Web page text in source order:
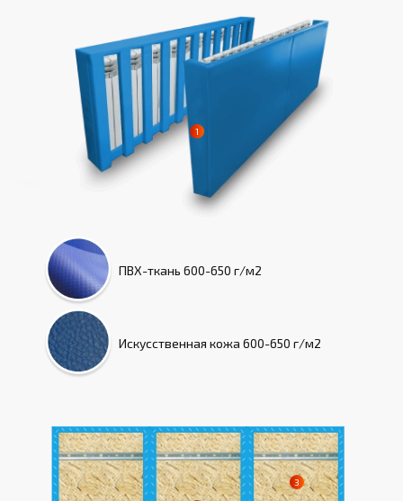
ПВХ-ткань 600-650 г/м2
Искусcтвенная кожа 600-650 г/м2